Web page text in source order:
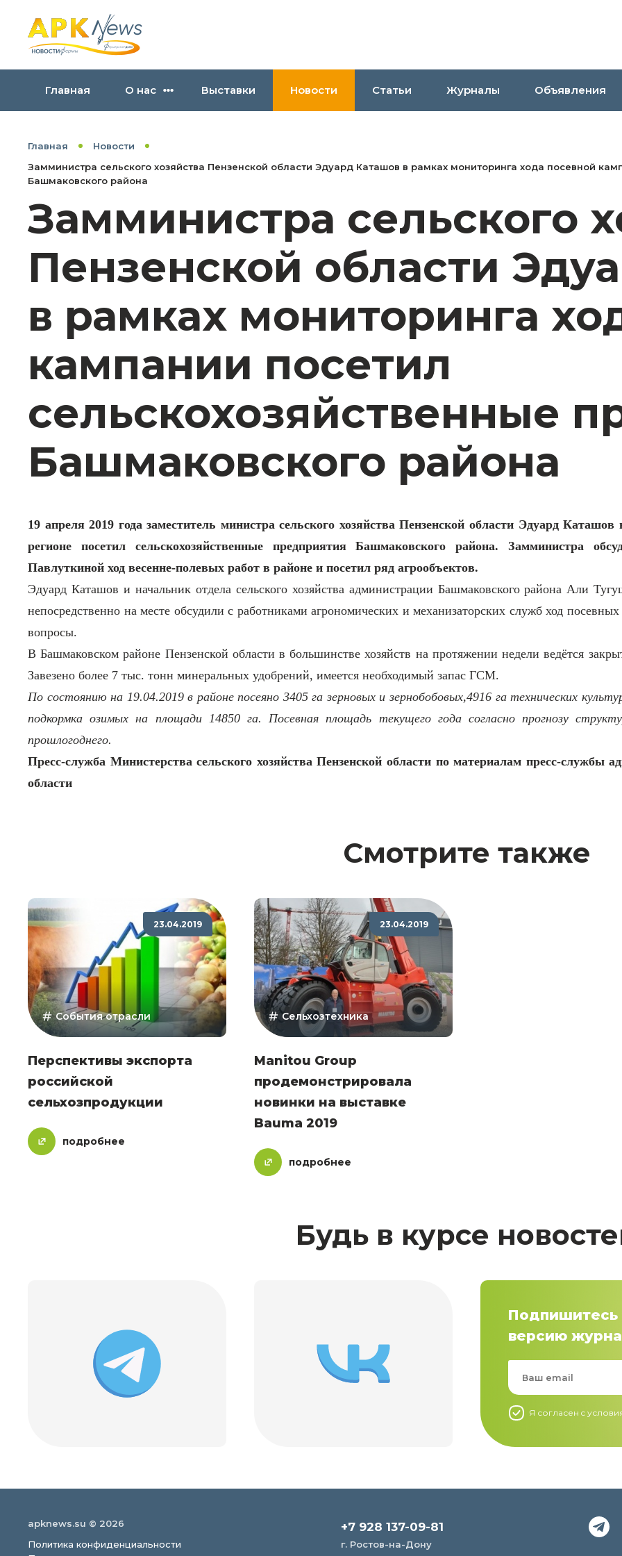
Главная О нас Выставки Новости Статьи Журналы Объявления
Главная
Новости
Замминистра сельского хозяйства Пензенской области Эдуард Каташов в рамках мониторинга хода посевной
Башмаковского района
Замминистра сельского
Пензенской области
в рамках мониторинга
кампании посетил
сельскохозяйственные
Башмаковского района
19 апреля 2019 года заместитель министра сельского хозяйства Пензенской области Эдуард
регионе посетил сельскохозяйственные предприятия Башмаковского района. Замминистра
Павлуткиной ход весенне-полевых работ в районе и посетил ряд агрообъектов.
Эдуард Каташов и начальник отдела сельского хозяйства администрации Башмаковского района Али
непосредственно на месте обсудили с работниками агрономических и механизаторских служб ход
вопросы.
В Башмаковском районе Пензенской области в большинстве хозяйств на протяжении недели ведётся
Завезено более 7 тыс. тонн минеральных удобрений, имеется необходимый запас ГСМ.
По состоянию на 19.04.2019 в районе посеяно 3405 га зерновых и зернобобовых,4916 га технических
подкормка озимых на площади 14850 га. Посевная площадь текущего года согласно прогнозу
прошлогоднего.
Пресс-служба Министерства сельского хозяйства Пензенской области по материалам пресс-службы
области
Смотрите также
23.04.2019
События отрасли
Перспективы экспорта
российской
сельхозпродукции
подробнее
23.04.2019
Сельхозтехника
Manitou Group
продемонстрировала
новинки на выставке
Bauma 2019
подробнее
Будь в курсе
Подпишитесь
версию
Я согласен c
apknews.su © 2026
Политика конфиденциальности
+7 928 137-09-81
г. Ростов-на-Дону